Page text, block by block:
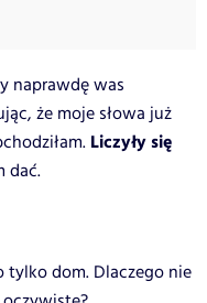
naprawdę was
że moje słowa już
Liczyły się
dać.
tylko dom. Dlaczego nie